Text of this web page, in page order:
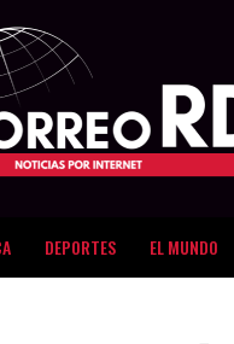
DEPORTES EL MUNDO